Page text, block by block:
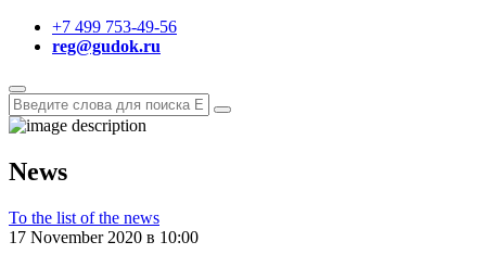
+7 499 753-49-56
reg@gudok.ru
News
To the list of the news
17 November 2020 в 10:00